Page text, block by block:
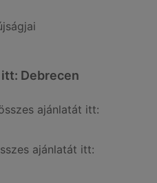
Debrecen
ajánlatát itt:
ajánlatát itt: